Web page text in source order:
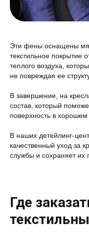
Эти фены оснащены
текстильное покрытие
теплого воздуха,
не повреждая ее
В завершение, на
состав, который
поверхность в
В наших детейлинг-
качественный уход за
службы и сохраняет их
Где